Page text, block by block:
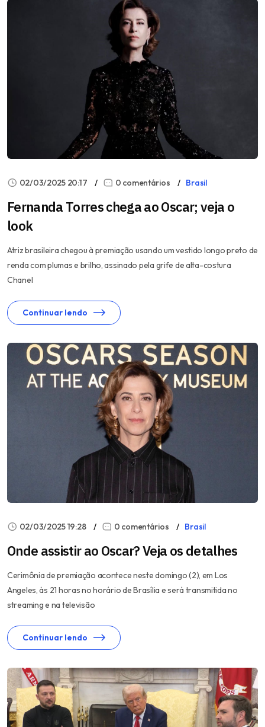
02/03/2025 20:17 0 comentários Brasil
Fernanda Torres chega ao Oscar; veja o
look
Atriz brasileira chegou à premiação usando um vestido longo preto de
renda com plumas e brilho, assinado pela grife de alta-costura
Chanel
Continuar lendo
02/03/2025 19:28 0 comentários Brasil
Onde assistir ao Oscar? Veja os detalhes
Cerimônia de premiação acontece neste domingo (2), em Los
Angeles, às 21 horas no horário de Brasília e será transmitida no
streaming e na televisão
Continuar lendo